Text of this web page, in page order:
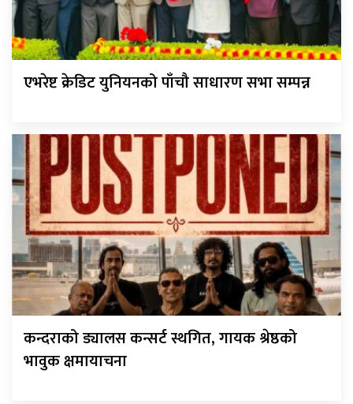
एभरेष्ट क्रेडिट युनियनको पाँचौ साधारण सभा सम्पन्न
कन्दराको ड्यालस कन्सर्ट स्थगित, गायक श्रेष्ठको
भावुक क्षमायाचना